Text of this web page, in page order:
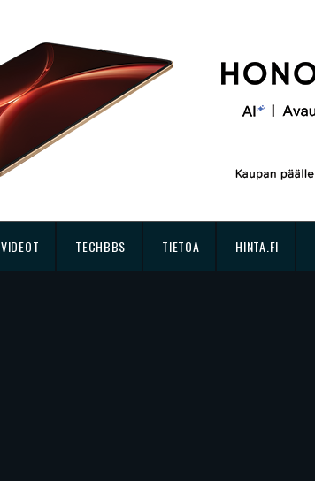
VIDEOT TECHBBS TIETOA HINTA.FI